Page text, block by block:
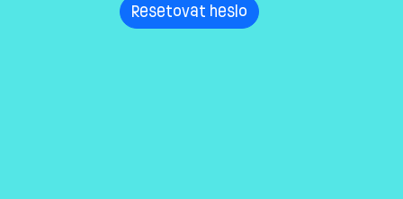
Resetovat heslo